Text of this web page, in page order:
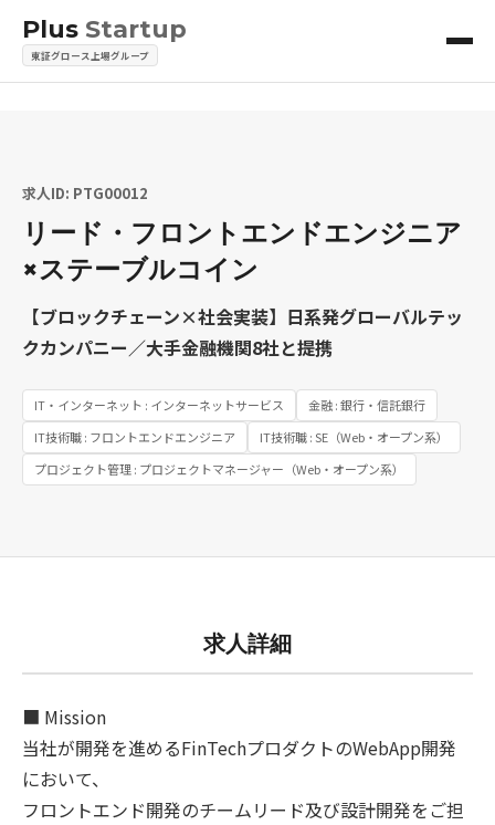
Plus Startup
東証グロース上場グループ
求人ID: PTG00012
リード・フロントエンドエンジニア
×ステーブルコイン
【ブロックチェーン×社会実装】日系発グローバルテッ
クカンパニー／大手金融機関8社と提携
IT・インターネット : インターネットサービス
金融 : 銀行・信託銀行
IT技術職 : フロントエンドエンジニア
IT技術職 : SE（Web・オープン系）
プロジェクト管理 : プロジェクトマネージャー（Web・オープン系）
求人詳細
■ Mission
当社が開発を進めるFinTechプロダクトのWebApp開発
において、
フロントエンド開発のチームリード及び設計開発をご担